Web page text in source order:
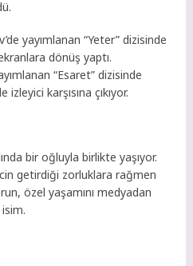
yayımlanan “Yeter” dizisinde
dönüş yaptı.
“Esaret” dizisinde
karşısına çıkıyor.
bir oğluyla birlikte yaşıyor.
getirdiği zorluklara rağmen
özel yaşamını medyadan